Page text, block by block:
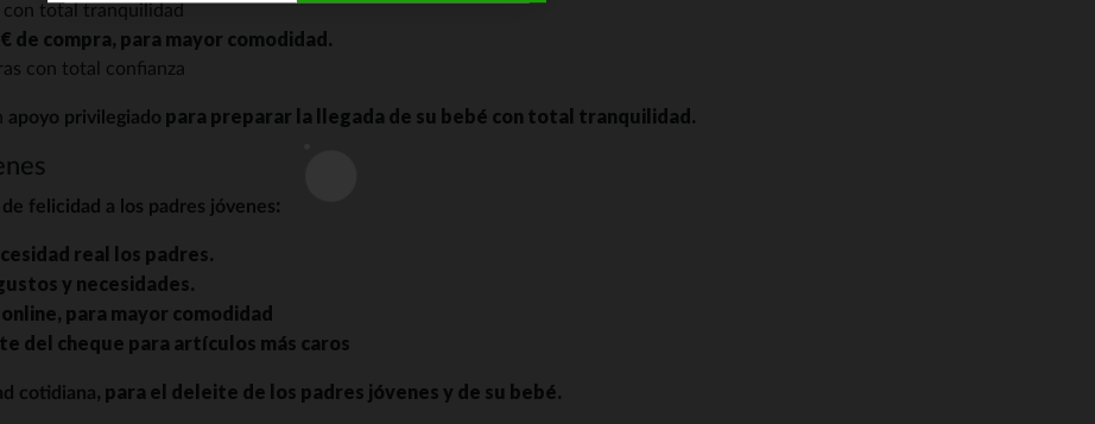
Axeptio consent
Plataforma de Gestión de Consentimiento: Personaliza tus Opciones
Nuestra plataforma te permite personalizar y gestionar tus ajustes de privacidad, garantizando el cumplimiento de las
con total tranquilidad
de compra, para mayor comodidad.
con total confianza
apoyo privilegiado para preparar la llegada de su bebé con total tranquilidad.
de felicidad a los padres jóvenes:
real los padres.
y necesidades.
para mayor comodidad
del cheque para artículos más caros
cotidiana, para el deleite de los padres jóvenes y de su bebé.